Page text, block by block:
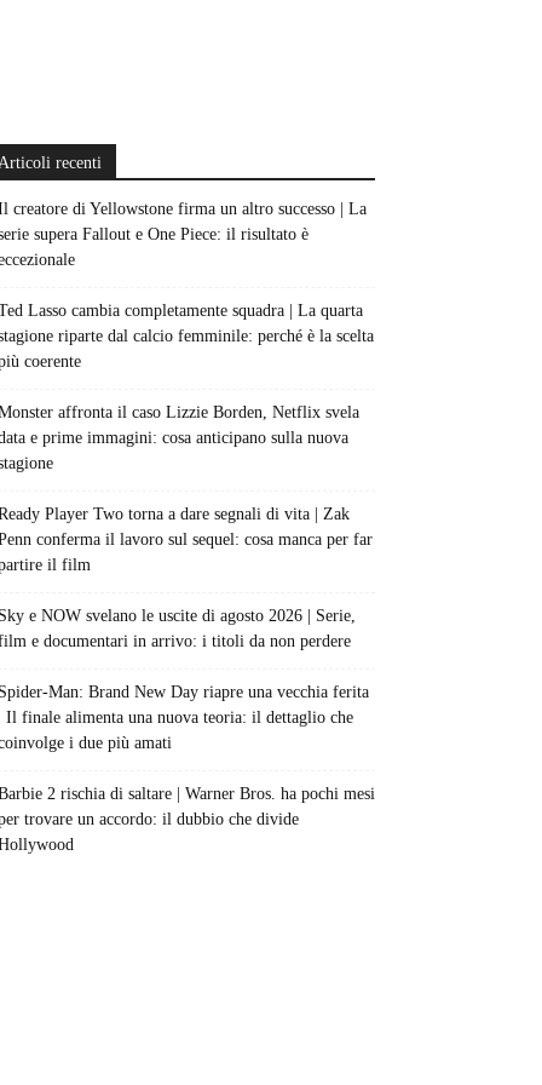
recenti
creatore di Yellowstone firma un altro successo | La
supera Fallout e One Piece: il risultato è
Lasso cambia completamente squadra | La quarta
riparte dal calcio femminile: perché è la scelta
coerente
affronta il caso Lizzie Borden, Netflix svela
e prime immagini: cosa anticipano sulla nuova
Player Two torna a dare segnali di vita | Zak
conferma il lavoro sul sequel: cosa manca per far
il film
e NOW svelano le uscite di agosto 2026 | Serie,
e documentari in arrivo: i titoli da non perdere
Man: Brand New Day riapre una vecchia ferita
Il finale alimenta una nuova teoria: il dettaglio che
i due più amati
2 rischia di saltare | Warner Bros. ha pochi mesi
trovare un accordo: il dubbio che divide